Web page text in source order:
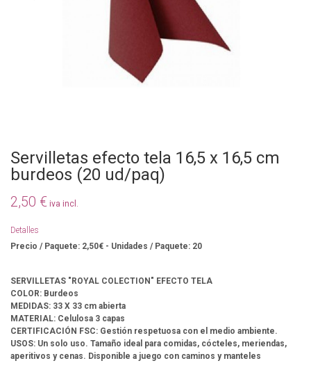
Servilletas efecto tela 16,5 x 16,5 cm
burdeos (20 ud/paq)
2,50 € iva incl.
Detalles
Precio / Paquete: 2,50€ - Unidades / Paquete: 20
SERVILLETAS "ROYAL COLECTION" EFECTO TELA
COLOR: Burdeos
MEDIDAS: 33 X 33 cm abierta
MATERIAL: Celulosa 3 capas
CERTIFICACIÓN FSC: Gestión respetuosa con el medio ambiente.
USOS: Un solo uso. Tamaño ideal para comidas, cócteles, meriendas,
aperitivos y cenas. Disponible a juego con caminos y manteles